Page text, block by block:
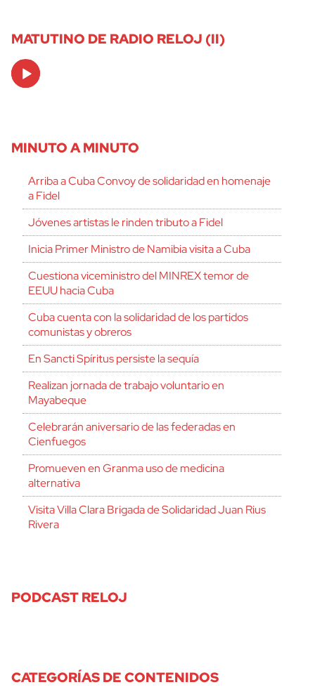
MATUTINO DE RADIO RELOJ (II)
Audio
Player
MINUTO A MINUTO
Arriba a Cuba Convoy de solidaridad en homenaje
a Fidel
Jóvenes artistas le rinden tributo a Fidel
Inicia Primer Ministro de Namibia visita a Cuba
Cuestiona viceministro del MINREX temor de
EEUU hacia Cuba
Cuba cuenta con la solidaridad de los partidos
comunistas y obreros
En Sancti Spíritus persiste la sequía
Realizan jornada de trabajo voluntario en
Mayabeque
Celebrarán aniversario de las federadas en
Cienfuegos
Promueven en Granma uso de medicina
alternativa
Visita Villa Clara Brigada de Solidaridad Juan Rius
Rivera
PODCAST RELOJ
CATEGORÍAS DE CONTENIDOS